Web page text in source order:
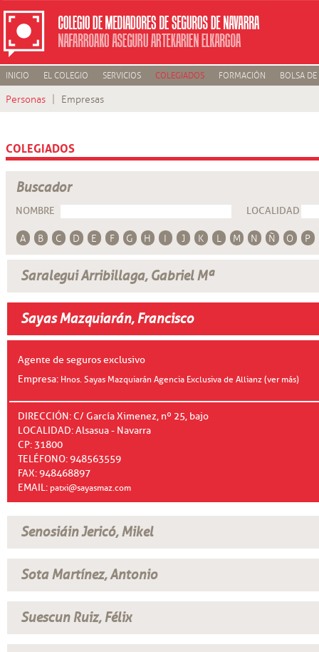
INICIO EL COLEGIO SERVICIOS COLEGIADOS FORMACIÓN BOLSA
Personas Empresas
COLEGIADOS
Buscador
NOMBRE LOCALIDAD
A B C D E F G H I J K L M N Ñ O P
Saralegui Arribillaga, Gabriel Mª
Sayas Mazquiarán, Francisco
Agente de seguros exclusivo
Empresa: Hnos. Sayas Mazquiarán Agencia Exclusiva de Allianz (ver más)
DIRECCIÓN: C/ García Ximenez, nº 25, bajo
LOCALIDAD: Alsasua - Navarra
CP: 31800
TELÉFONO: 948563559
FAX: 948468897
EMAIL: patxi@sayasmaz.com
Senosiáin Jericó, Mikel
Sota Martínez, Antonio
Suescun Ruiz, Félix